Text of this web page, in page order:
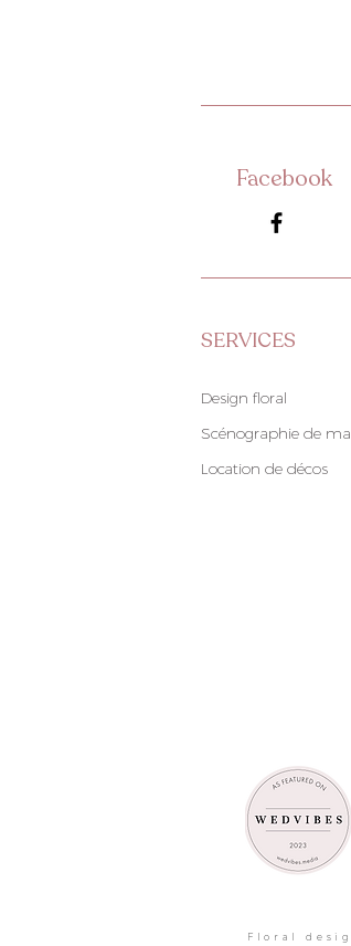
Facebook
SERVICES
Design floral
Scénographie de
Location de décos
Floral